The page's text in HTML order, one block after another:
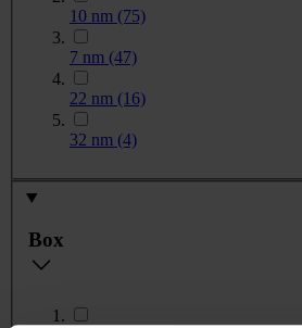
10 nm (75)
7 nm (47)
22 nm (16)
32 nm (4)
Box